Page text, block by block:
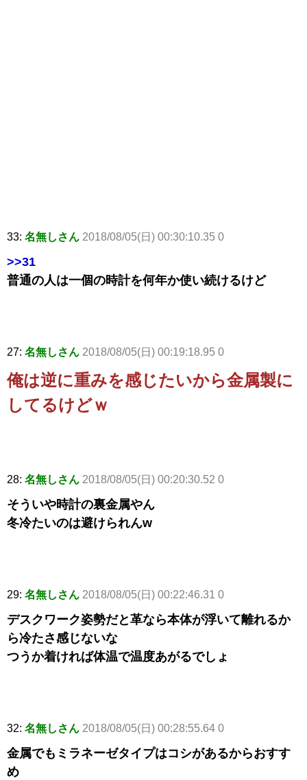
33: 名無しさん 2018/08/05(日) 00:30:10.35 0
>>31
普通の人は一個の時計を何年か使い続けるけど
27: 名無しさん 2018/08/05(日) 00:19:18.95 0
俺は逆に重みを感じたいから金属製に
してるけどｗ
28: 名無しさん 2018/08/05(日) 00:20:30.52 0
そういや時計の裏金属やん
冬冷たいのは避けられんw
29: 名無しさん 2018/08/05(日) 00:22:46.31 0
デスクワーク姿勢だと革なら本体が浮いて離れるか
ら冷たさ感じないな
つうか着ければ体温で温度あがるでしょ
32: 名無しさん 2018/08/05(日) 00:28:55.64 0
金属でもミラネーゼタイプはコシがあるからおすす
め